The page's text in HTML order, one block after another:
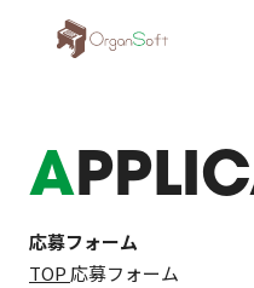
応募フォーム
TOP 応募フォーム